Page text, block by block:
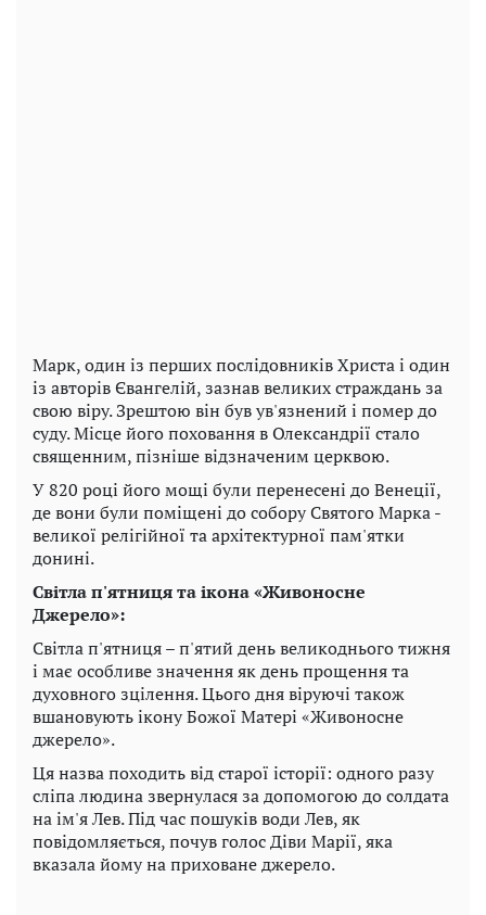
Марк, один із перших послідовників Христа і один
із авторів Євангелій, зазнав великих страждань за
свою віру. Зрештою він був ув'язнений і помер до
суду. Місце його поховання в Олександрії стало
священним, пізніше відзначеним церквою.
У 820 році його мощі були перенесені до Венеції,
де вони були поміщені до собору Святого Марка -
великої релігійної та архітектурної пам'ятки
донині.
Світла п'ятниця та ікона «Живоносне
Джерело»:
Світла п'ятниця – п'ятий день великоднього тижня
і має особливе значення як день прощення та
духовного зцілення. Цього дня віруючі також
вшановують ікону Божої Матері «Живоносне
джерело».
Ця назва походить від старої історії: одного разу
сліпа людина звернулася за допомогою до солдата
на ім'я Лев. Під час пошуків води Лев, як
повідомляється, почув голос Діви Марії, яка
вказала йому на приховане джерело.